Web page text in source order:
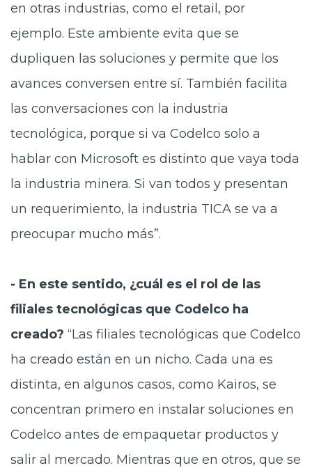
en otras industrias, como el retail, por
ejemplo. Este ambiente evita que se
dupliquen las soluciones y permite que los
avances conversen entre sí. También facilita
las conversaciones con la industria
tecnológica, porque si va Codelco solo a
hablar con Microsoft es distinto que vaya toda
la industria minera. Si van todos y presentan
un requerimiento, la industria TICA se va a
preocupar mucho más”.
- En este sentido, ¿cuál es el rol de las
filiales tecnológicas que Codelco ha
creado? “Las filiales tecnológicas que Codelco
ha creado están en un nicho. Cada una es
distinta, en algunos casos, como Kairos, se
concentran primero en instalar soluciones en
Codelco antes de empaquetar productos y
salir al mercado. Mientras que en otros, que se